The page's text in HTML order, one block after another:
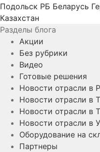
Подольск РБ Беларусь
Казахстан
Разделы блога
Акции
Без рубрики
Видео
Готовые решения
Новости отрасли в
Новости отрасли в
Новости отрасли в
Новости отрасли в
Оборудование на
Партнеры